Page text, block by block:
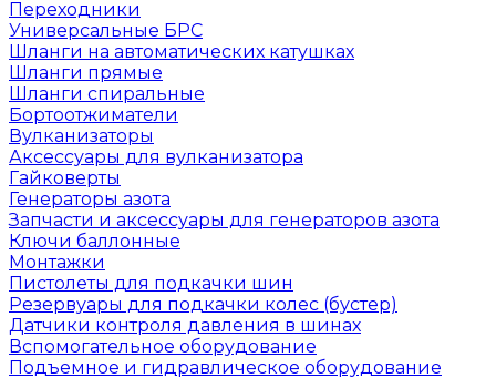
Переходники
Универсальные БРС
Шланги на автоматических катушках
Шланги прямые
Шланги спиральные
Бортоотжиматели
Вулканизаторы
Аксессуары для вулканизатора
Гайковерты
Генераторы азота
Запчасти и аксессуары для генераторов азота
Ключи баллонные
Монтажки
Пистолеты для подкачки шин
Резервуары для подкачки колес (бустер)
Датчики контроля давления в шинах
Вспомогательное оборудование
Подъемное и гидравлическое оборудование